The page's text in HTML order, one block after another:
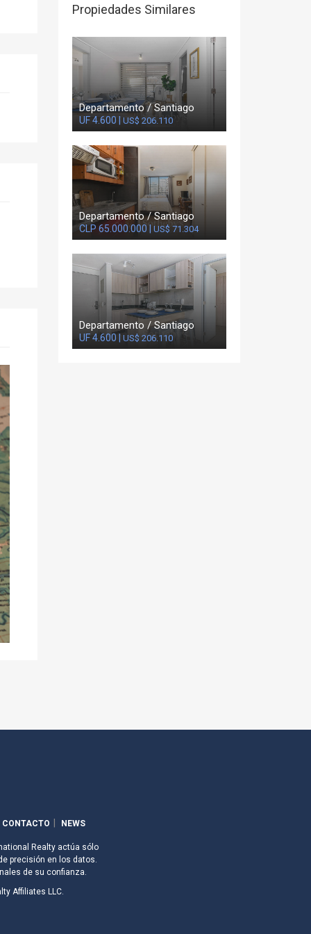
Propiedades Similares
Departamento / Santiago
UF 4.600 | US$ 206.110
Departamento / Santiago
CLP 65.000.000 | US$ 71.304
Departamento / Santiago
UF 4.600 | US$ 206.110
CONTACTO NEWS
Realty actúa sólo
precisión en los datos.
de su confianza.
Affiliates LLC.